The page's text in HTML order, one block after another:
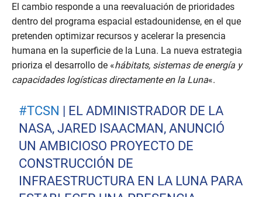
El cambio responde a una reevaluación de prioridades
dentro del programa espacial estadounidense, en el que
pretenden optimizar recursos y acelerar la presencia
humana en la superficie de la Luna. La nueva estrategia
prioriza el desarrollo de «hábitats, sistemas de energía y
capacidades logísticas directamente en la Luna«.
#TCSN | EL ADMINISTRADOR DE LA
NASA, JARED ISAACMAN, ANUNCIÓ
UN AMBICIOSO PROYECTO DE
CONSTRUCCIÓN DE
INFRAESTRUCTURA EN LA LUNA PARA